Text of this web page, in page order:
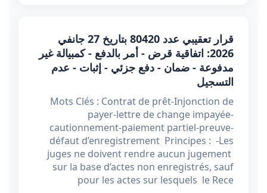
قرار تعقيبي عدد 80420 بتاريخ 27 جانفي
2026: اتفاقية قرض - أمر بالدفع - كمبيالة غير
مدفوعة - ضمان - دفع جزئي - إثبات - عدم
التسجيل
Mots Clés : Contrat de prêt-Injonction de
payer-lettre de change impayée-
cautionnement-paiement partiel-preuve-
défaut d’enregistrement Principes : -Les
juges ne doivent rendre aucun jugement
sur la base d’actes non enregistrés, sauf
pour les actes sur lesquels le Rece